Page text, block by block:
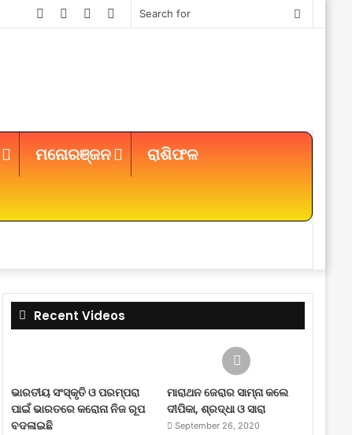
Search
Instagram
YouTube
Twitter
Facebook
ମନୋରଞ୍ଜନ ରାଶିଫଳ
Recent Videos
ଭାରତୀୟ ସଂସ୍କୃତି ଓ ପରମ୍ପରା
ପାଇଁ ଭାରତରେ କରୋନା ନିଜ ରୂପ
ବଦଳାଇଛି
ମାରାଥନ ଜେରାର ସାମ୍ନା କଲେ
ଦୀପିକା, ଶ୍ରଦ୍ଧା ଓ ସାରା
September 26, 2020